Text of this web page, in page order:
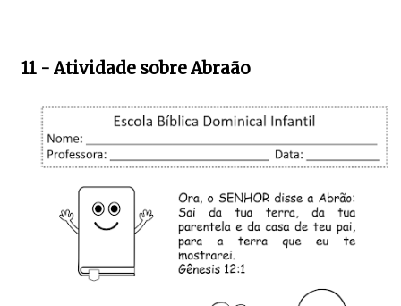
11 - Atividade sobre Abraão